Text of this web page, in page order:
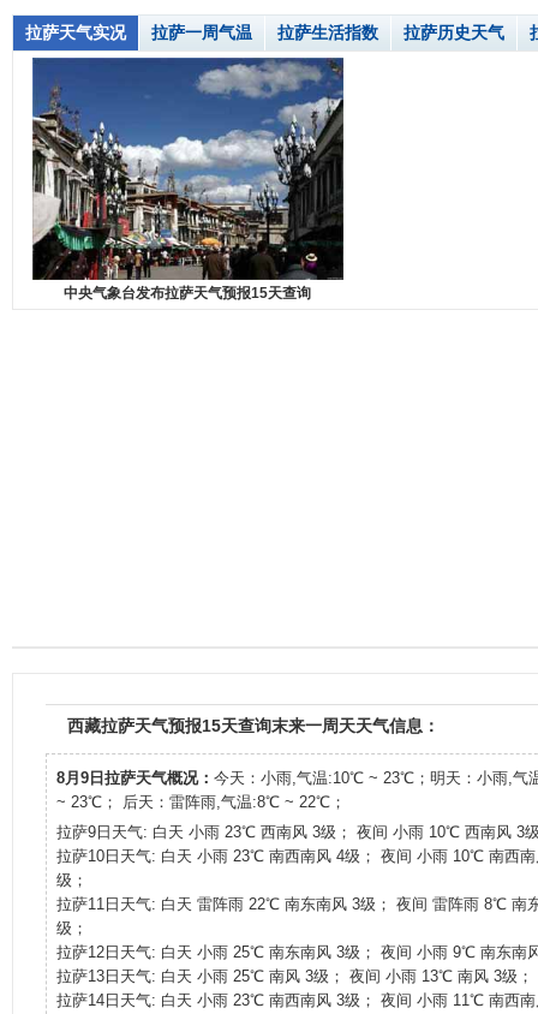
拉萨天气实况 拉萨一周气温 拉萨生活指数 拉萨历史天气
中央气象台发布拉萨天气预报15天查询
西藏拉萨天气预报15天查询末来一周天天气信息：
8月9日拉萨天气概况： 今天：小雨,气温:10℃ ~ 23℃；明天：小雨,气
~ 23℃； 后天：雷阵雨,气温:8℃ ~ 22℃；
拉萨9日天气: 白天 小雨 23℃ 西南风 3级； 夜间 小雨 10℃ 西南风 3
拉萨10日天气: 白天 小雨 23℃ 南西南风 4级； 夜间 小雨 10℃ 南西
级；
拉萨11日天气: 白天 雷阵雨 22℃ 南东南风 3级； 夜间 雷阵雨 8℃ 南
级；
拉萨12日天气: 白天 小雨 25℃ 南东南风 3级； 夜间 小雨 9℃ 南东南
拉萨13日天气: 白天 小雨 25℃ 南风 3级； 夜间 小雨 13℃ 南风 3级；
拉萨14日天气: 白天 小雨 23℃ 南西南风 3级； 夜间 小雨 11℃ 南西